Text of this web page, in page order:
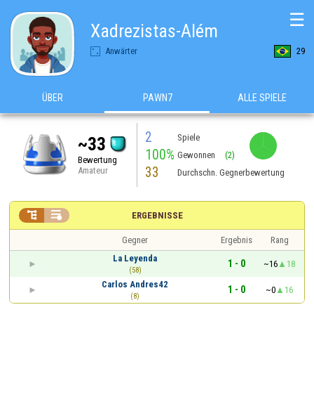
Xadrezistas-Além
Anwärter 29
☰
ÜBER PAWN7 ALLE SPIELE
~33
Bewertung
Amateur
2 Spiele
100% Gewonnen (2)
33 Durchschn. Gegnerbewertung
ERGEBNISSE
 
Gegner Ergebnis
Rang
La Leyenda
(58)
1 - 0 ~16
18
Carlos Andres42
(8)
1 - 0 ~0 16